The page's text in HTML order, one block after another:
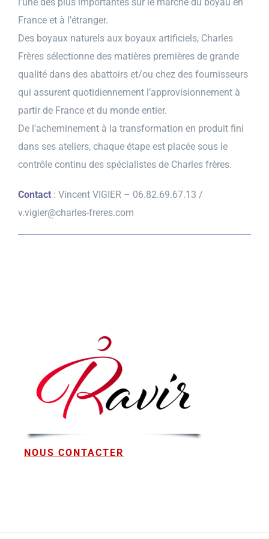
Prendre contact
France et à l’étranger.
Des boyaux naturels aux boyaux artificiels, Charles
Frères sélectionne des matières premières de grande
qualité dans des abattoirs et/ou chez des fournisseurs
qui assurent quotidiennement l’approvisionnement à
partir de France et du monde entier.
De l’acheminement à la transformation en produit fini
dans ses ateliers, chaque étape est placée sous le
contrôle continu des spécialistes de Charles frères.
Contact: Vincent VIGIER – 06.82.69.67.13 /
v.vigier@charles-freres.com
NOUS CONTACTER